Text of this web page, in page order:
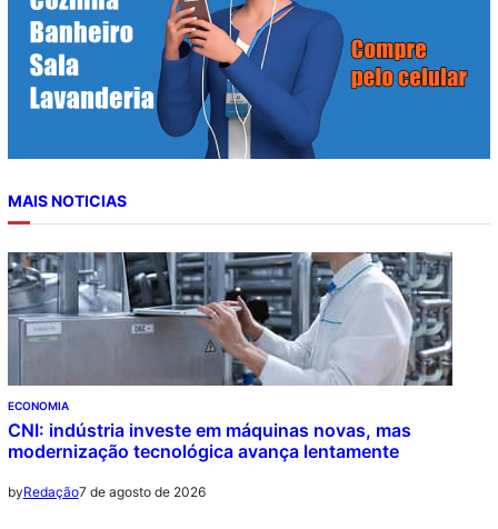
MAIS NOTICIAS
ECONOMIA
CNI: indústria investe em máquinas novas, mas
modernização tecnológica avança lentamente
byRedação7 de agosto de 2026